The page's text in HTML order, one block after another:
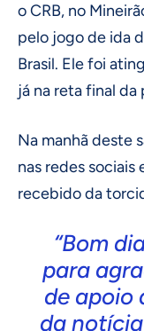
o CRB, no
pelo jogo de ida
Brasil. Ele foi
já na reta final da
Na manhã deste
nas redes
recebido da
“Bom
para
de apoio
da